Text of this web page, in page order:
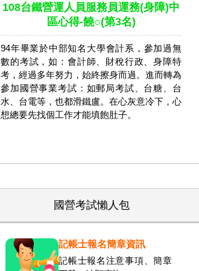
108台鐵營運人員服務員運務(身障)中
區心得-饒○(第3名)
94年畢業於中部知名大學會計系，參加過無
數的考試，如：會計師、財稅行政、身障特
考，經過多年努力，始終擦身而過。進而轉為
參加國營事業考試：如郵局考試、台糖、台
水、台電等，也都滑鐵盧。在心灰意冷下，心
想總要先找個工作才能填飽肚子。
國營考試懶人包
記帳士報名簡章資訊
記帳士報名注意事項、簡章